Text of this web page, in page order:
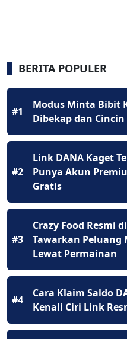
BERITA POPULER
#1
Modus Minta Bibit
Dibekap dan
#2
Link DANA Kaget
Punya Akun
Gratis
#3
Crazy Food Resmi
Tawarkan Peluang
Lewat Permainan
#4
Cara Klaim Saldo
Kenali Ciri Link